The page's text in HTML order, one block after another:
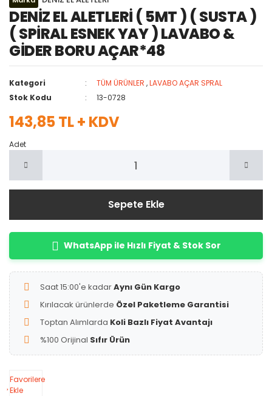
DENİZ EL ALETLERİ ( 5MT ) ( SUSTA )
( SPİRAL ESNEK YAY ) LAVABO &
GİDER BORU AÇAR*48
Kategori TÜM ÜRÜNLER ,LAVABO AÇAR SPRAL
Stok Kodu
13-0728
143,85 TL + KDV
Adet
Sepete Ekle
WhatsApp ile Hızlı Fiyat & Stok Sor
Saat 15:00'e kadarAynı Gün Kargo
Kırılacak ürünlerde Özel Paketleme Garantisi
Toptan Alımlarda Koli Bazlı Fiyat Avantajı
%100 Orijinal Sıfır Ürün
Favorilere
Ekle